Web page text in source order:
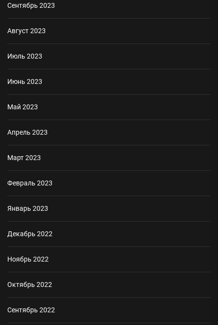
Сентябрь 2023
Август 2023
Июль 2023
Июнь 2023
Май 2023
Апрель 2023
Март 2023
Февраль 2023
Январь 2023
Декабрь 2022
Ноябрь 2022
Октябрь 2022
Сентябрь 2022